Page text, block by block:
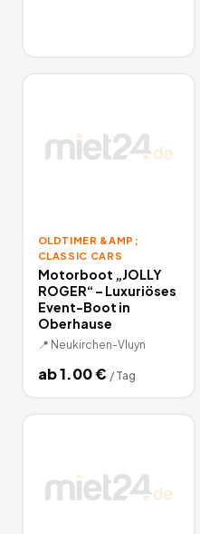
OLDTIMER &AMP;
CLASSIC CARS
Motorboot „JOLLY
ROGER“ – Luxuriöses
Event-Boot in
Oberhause
📍 Neukirchen-Vluyn
ab1.00€ / Tag